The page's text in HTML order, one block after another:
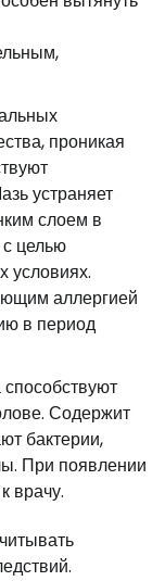
проникая
устраняет
слоем в
целью
условиях.
аллергией
в период
Содержит
бактерии,
При появлении
врачу.